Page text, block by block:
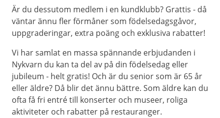
Är du dessutom medlem i en kundklubb? Grattis - då
väntar ännu fler förmåner som födelsedagsgåvor,
uppgraderingar, extra poäng och exklusiva rabatter!
Vi har samlat en massa spännande erbjudanden i
Nykvarn du kan ta del av på din födelsedag eller
jubileum - helt gratis! Och är du senior som är 65 år
eller äldre? Då blir det ännu bättre. Som äldre kan du
ofta få fri entré till konserter och museer, roliga
aktiviteter och rabatter på restauranger.